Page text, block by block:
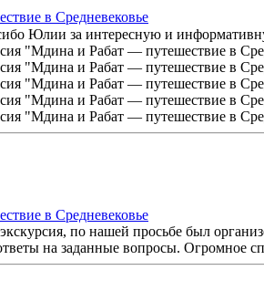
в Средневековье
Юлии за интересную и
в Средневековье
по нашей просьбе был
на заданные вопросы. Огромное